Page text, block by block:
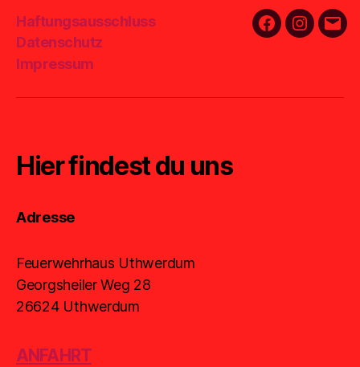
Haftungsausschluss
Datenschutz
Impressum
FacebookE-
Hier findest du uns
Adresse
Feuerwehrhaus Uthwerdum
Georgsheiler Weg 28
26624 Uthwerdum
ANFAHRT